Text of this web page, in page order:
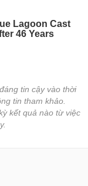
tin cậy vào thời
tin tham khảo.
kết quả nào từ việc